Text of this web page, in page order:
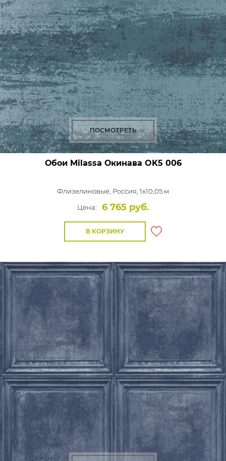
ПОСМОТРЕТЬ
Обои Milassa Окинава OK5 006
Флизелиновые, Россия, 1x10,05 м
Цена:
6 765 руб.
В КОРЗИНУ